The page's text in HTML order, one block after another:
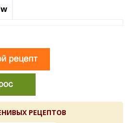
РЕЦЕПТОВ